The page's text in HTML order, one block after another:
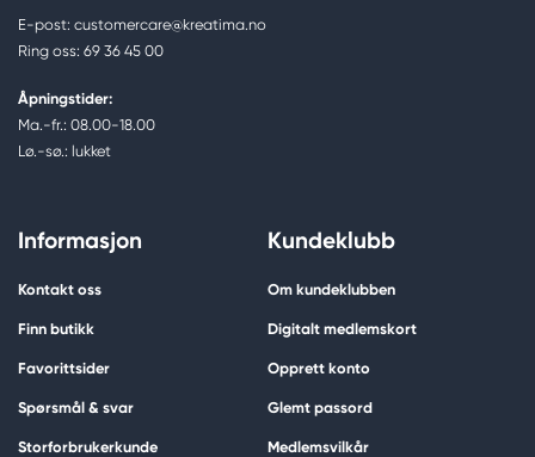
E-post: customercare@kreatima.no
Ring oss: 69 36 45 00
Åpningstider:
Ma.-fr.: 08.00-18.00
Lø.-sø.: lukket
Informasjon
Kontakt oss
Finn butikk
Favorittsider
Spørsmål & svar
Storforbrukerkunde
Kundeklubb
Om kundeklubben
Digitalt medlemskort
Opprett konto
Glemt passord
Medlemsvilkår